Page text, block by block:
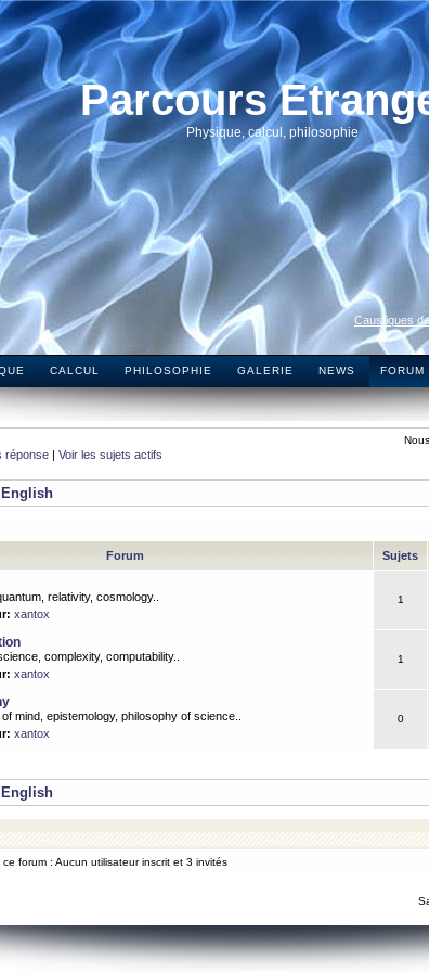
Parcours
Physique, calcul, philosophie
Caustiques
CALCUL PHILOSOPHIE GALERIE NEWS FORUM
réponse | Voir les sujets actifs
English
Forum Sujets
relativity, cosmology..
xantox
1
complexity, computability..
xantox
1
mind, epistemology, philosophy of science..
xantox
0
English
forum : Aucun utilisateur inscrit et 3 invités